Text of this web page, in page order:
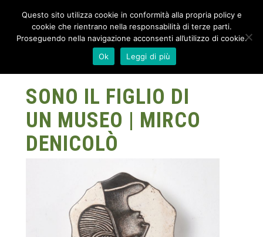
SONO IL FIGLIO DI
UN MUSEO | MIRCO
DENICOLÒ
Questo sito utilizza cookie in conformità alla propria policy e
cookie che rientrano nella responsabilità di terze parti.
Proseguendo nella navigazione acconsenti all’utilizzo di cookie.
Ok
Leggi di più